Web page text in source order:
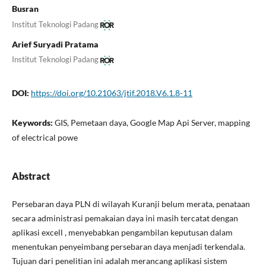
Busran
Institut Teknologi Padang
Arief Suryadi Pratama
Institut Teknologi Padang
DOI: https://doi.org/10.21063/jtif.2018.V6.1.8-11
Keywords: GIS, Pemetaan daya, Google Map Api Server, mapping
of electrical powe
Abstract
Persebaran daya PLN di wilayah Kuranji belum merata, penataan
secara administrasi pemakaian daya ini masih tercatat dengan
aplikasi excell , menyebabkan pengambilan keputusan dalam
menentukan penyeimbang persebaran daya menjadi terkendala.
Tujuan dari penelitian ini adalah merancang aplikasi sistem